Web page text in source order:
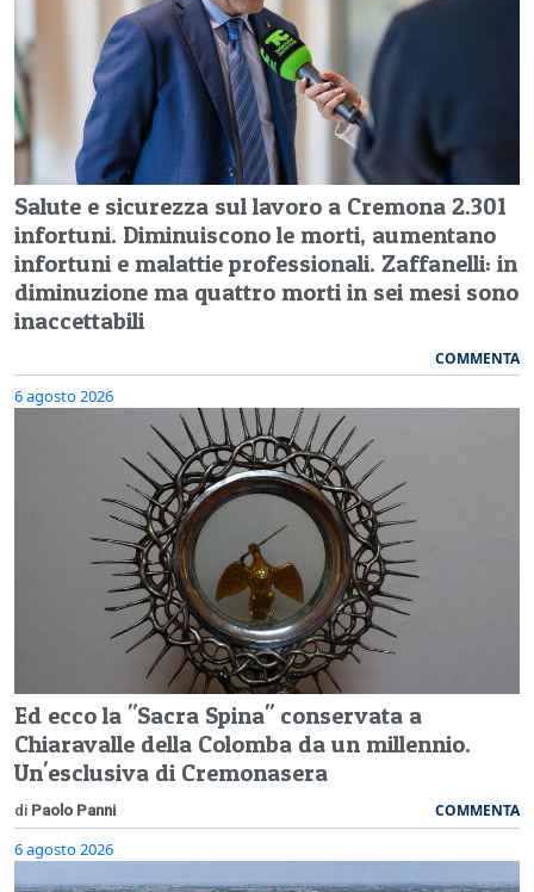
Salute e sicurezza sul lavoro a Cremona 2.301
infortuni. Diminuiscono le morti, aumentano
infortuni e malattie professionali. Zaffanelli: in
diminuzione ma quattro morti in sei mesi sono
inaccettabili
COMMENTA
6 agosto 2026
Ed ecco la "Sacra Spina" conservata a
Chiaravalle della Colomba da un millennio.
Un'esclusiva di Cremonasera
di Paolo Panni COMMENTA
6 agosto 2026